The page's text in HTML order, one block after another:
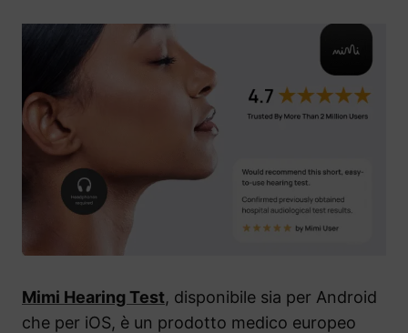
Mimi Hearing Test, disponibile sia per Android
che per iOS, è un prodotto medico europeo